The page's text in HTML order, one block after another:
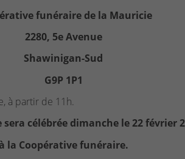
funéraire de la Mauricie
2280, 5e Avenue
Shawinigan-Sud
G9P 1P1
à partir de 11h.
célébrée dimanche le 22 février
à la Coopérative funéraire.